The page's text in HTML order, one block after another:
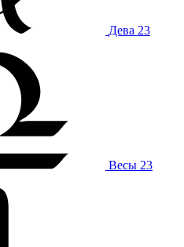
Дева 23
Весы 23